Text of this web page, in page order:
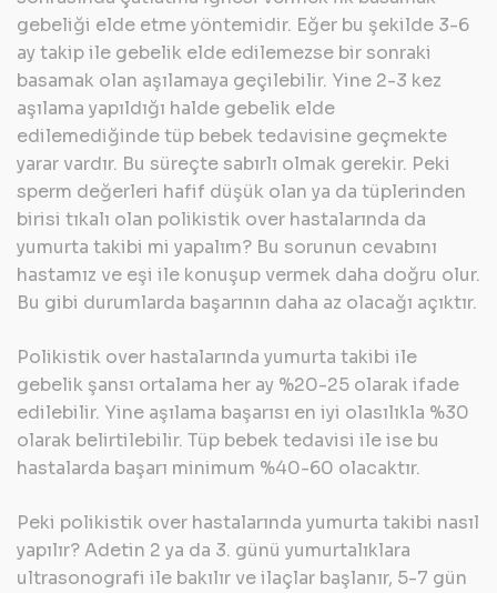
gebeliği elde etme yöntemidir. Eğer bu şekilde 3-6
ay takip ile gebelik elde edilemezse bir sonraki
basamak olan aşılamaya geçilebilir. Yine 2-3 kez
aşılama yapıldığı halde gebelik elde
edilemediğinde tüp bebek tedavisine geçmekte
yarar vardır. Bu süreçte sabırlı olmak gerekir. Peki
sperm değerleri hafif düşük olan ya da tüplerinden
birisi tıkalı olan polikistik over hastalarında da
yumurta takibi mi yapalım? Bu sorunun cevabını
hastamız ve eşi ile konuşup vermek daha doğru olur.
Bu gibi durumlarda başarının daha az olacağı açıktır.
Polikistik over hastalarında yumurta takibi ile
gebelik şansı ortalama her ay %20-25 olarak ifade
edilebilir. Yine aşılama başarısı en iyi olasılıkla %30
olarak belirtilebilir. Tüp bebek tedavisi ile ise bu
hastalarda başarı minimum %40-60 olacaktır.
Peki polikistik over hastalarında yumurta takibi nasıl
yapılır? Adetin 2 ya da 3. günü yumurtalıklara
ultrasonografi ile bakılır ve ilaçlar başlanır, 5-7 gün